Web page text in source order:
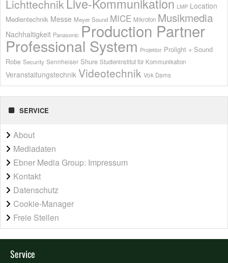
Lichttechnik LMP Location
Medientechnik Messe Meyer Sound MICE Mikrofon Musikmedia
Nachhaltigkeit Panasonic Production Partner
Professional System Projektor Prolight + Sound
Robe Security Sennheiser Shure Studieninstitut für Kommunikation
Veranstaltungstechnik Videotechnik Vok Dams
SERVICE
About
Mediadaten
Ebner Media Group: Impressum
Kontakt
Datenschutz
Cookie-Manager
Freie Stellen
Service